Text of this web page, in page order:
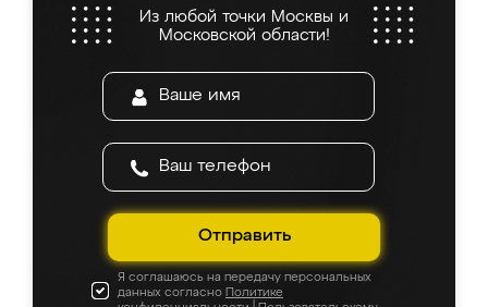
Из любой точки Москвы и
Московской области!
Отправить
Я соглашаюсь на передачу персональных
данных согласно Политике